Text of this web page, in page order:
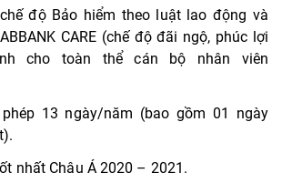
độ Bảo hiểm theo luật lao động và
CARE (chế độ đãi ngộ, phúc lợi
cho toàn thể cán bộ nhân viên
13 ngày/năm (bao gồm 01 ngày
nhất Châu Á 2020 – 2021.